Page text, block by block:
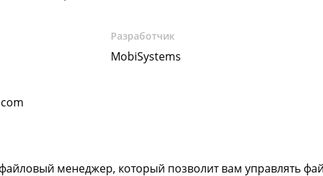
Разработчик
MobiSystems
менеджер, который позволит вам управлять